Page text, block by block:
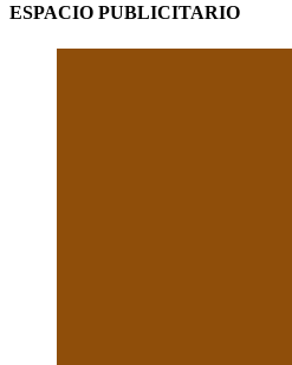
ESPACIO PUBLICITARIO